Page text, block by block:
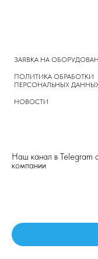
ЗАЯВКА НА
ПОЛИТИКА ОБРАБОТКИ
ПЕРСОНАЛЬНЫХ
НОВОСТИ
Наш канал в Telegram
компании